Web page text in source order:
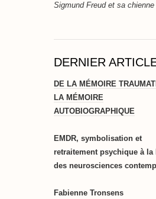
Sigmund Freud et sa
DERNIER
DE LA MÉMOIRE
LA MÉMOIRE
AUTOBIOGRAPHIQUE
EMDR, symbolisation et
retraitement psychique à la
des neurosciences
Fabienne Tronsens